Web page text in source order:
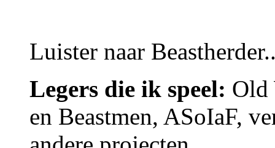
Luister naar
Legers die ik speel: Old
en Beastmen, ASoIaF,